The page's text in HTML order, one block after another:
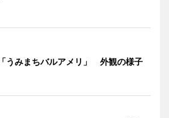
うみまちバルアメリ」 外観の様子